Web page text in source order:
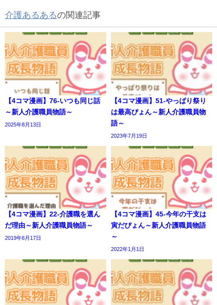
介護あるあるの関連記事
【4コマ漫画】76-いつも同じ話
～新人介護職員物語～
2025年8月13日
【4コマ漫画】51-やっぱり祭り
は最高ぴょん～新人介護職員物
語～
2023年7月19日
【4コマ漫画】22-介護職を選ん
だ理由～新人介護職員物語～
2019年6月17日
【4コマ漫画】45-今年の干支は
寅だぴょん～新人介護職員物語
～
2022年1月1日